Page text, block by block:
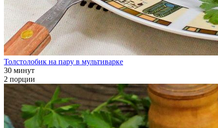
Толстолобик на пару в мультиварке
30 минут
2 порции